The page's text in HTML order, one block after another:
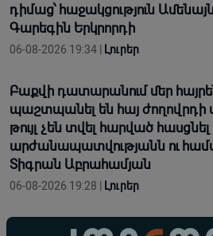
դիմաց՝ հաջակցություն
Գարեգին Երկրորդի
06-08-2026 19:34 | Լուրեր
Բաքվի դատարանում մեր
պաշտպանել են հայ ժողովրդի
թույլ չեն տվել հարված
արժանապատվությանն ու
Տիգրան Աբրահամյան
06-08-2026 19:28 | Լուրեր
«Հենց Ռուբինյանը ոտքերն